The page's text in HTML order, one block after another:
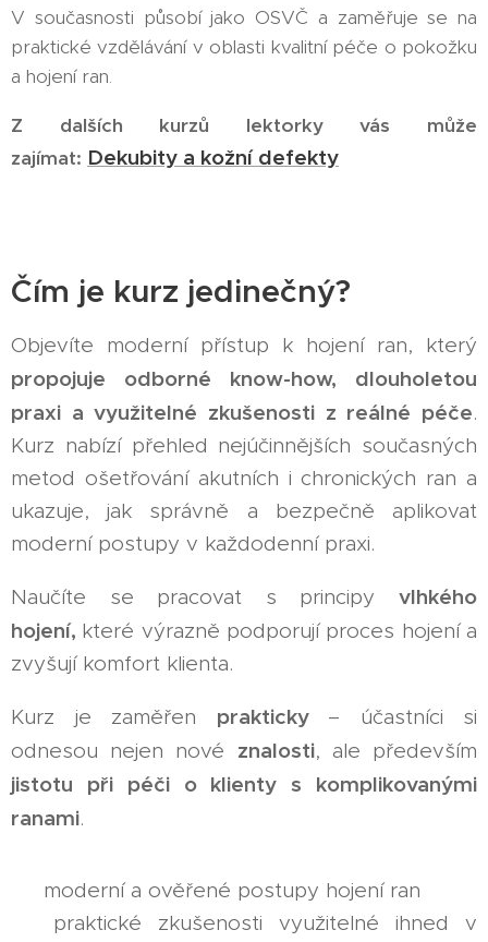
V současnosti působí jako OSVČ a zaměřuje se na
praktické vzdělávání v oblasti kvalitní péče o pokožku
a hojení ran.
Z dalších kurzů lektorky vás může
zajímat: Dekubity a kožní defekty
Čím je kurz jedinečný?
Objevíte moderní přístup k hojení ran, který
propojuje odborné know-how, dlouholetou
praxi a využitelné zkušenosti z reálné péče.
Kurz nabízí přehled nejúčinnějších současných
metod ošetřování akutních i chronických ran a
ukazuje, jak správně a bezpečně aplikovat
moderní postupy v každodenní praxi.
Naučíte se pracovat s principy vlhkého
hojení, které výrazně podporují proces hojení a
zvyšují komfort klienta.
Kurz je zaměřen prakticky – účastníci si
odnesou nejen nové znalosti, ale především
jistotu při péči o klienty s komplikovanými
ranami.
✔ moderní a ověřené postupy hojení ran
✔ praktické zkušenosti využitelné ihned v